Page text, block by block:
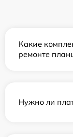
Какие
ремонте
Нужно ли